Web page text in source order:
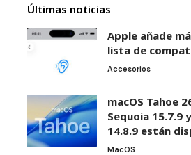
Últimas noticias
Apple añade
lista de
Accesorios
macOS Tahoe
Sequoia 15.7.9
14.8.9 están
MacOS